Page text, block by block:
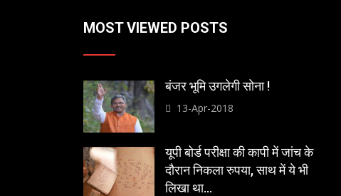
MOST VIEWED POSTS
बंजर भूमि उगलेगी सोना !
13-Apr-2018
यूपी बोर्ड परीक्षा की कापी में जांच के
दौरान निकला रुपया, साथ में ये भी
लिखा था…